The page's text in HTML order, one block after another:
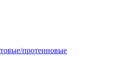
протеиновые